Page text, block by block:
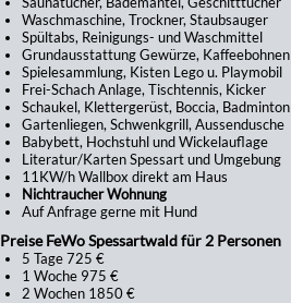
Waschmaschine, Trockner, Staubsauger
Spültabs, Reinigungs- und Waschmittel
Grundausstattung Gewürze, Kaffeebohnen
Spielesammlung, Kisten Lego u. Playmobil
Frei-Schach Anlage, Tischtennis, Kicker
Schaukel, Klettergerüst, Boccia, Badminton
Gartenliegen, Schwenkgrill, Aussendusche
Babybett, Hochstuhl und Wickelauflage
Literatur/Karten Spessart und Umgebung
11KW/h Wallbox direkt am Haus
Nichtraucher Wohnung
Auf Anfrage gerne mit Hund
Preise FeWo Spessartwald für 2 Personen
5 Tage 725 €
1 Woche 975 €
2 Wochen 1850 €